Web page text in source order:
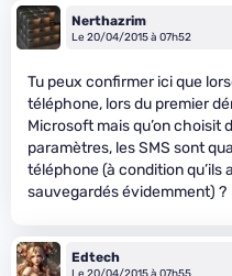
Nerthazrim
Le 20/04/2015 à 07h52
Tu peux confirmer ici que
téléphone, lors du premier
Microsoft mais qu’on choisit
paramètres, les SMS sont
téléphone (à condition qu’ils
sauvegardés évidemment) ?
Edtech